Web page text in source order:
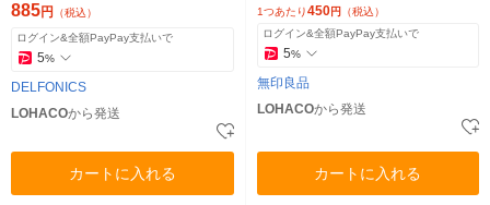
885円 （税込）
ログイン&全額PayPay支払いで
5%
DELFONICS
LOHACOから発送
カートに入れる
1つあたり450円 （税込）
ログイン&全額PayPay支払いで
5%
無印良品
LOHACOから発送
カートに入れる